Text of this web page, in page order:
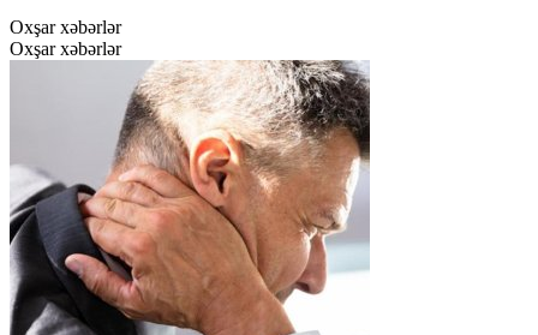
Oxşar xəbərlər
Oxşar xəbərlər